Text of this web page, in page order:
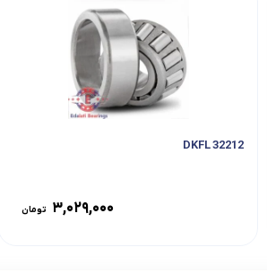
32212 DKFL
۳,۰۲۹,۰۰۰ تومان